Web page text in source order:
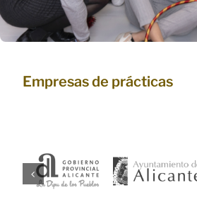
Empresas de prácticas